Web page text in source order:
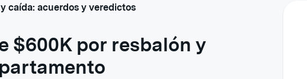
caída: acuerdos y veredictos
$600K por resbalón y